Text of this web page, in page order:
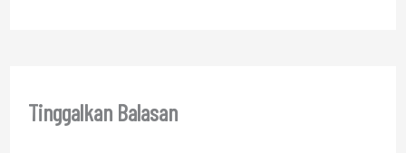
Tinggalkan Balasan